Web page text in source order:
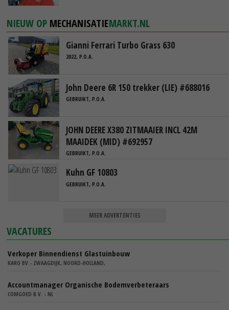
NIEUW OP MECHANISATIEMARKT.NL
Gianni Ferrari Turbo Grass 630
2022, P.O.A.
John Deere 6R 150 trekker (LIE) #688016
GEBRUIKT, P.O.A.
JOHN DEERE X380 ZITMAAIER INCL 42M
MAAIDEK (MID) #692957
GEBRUIKT, P.O.A.
Kuhn GF 10803
GEBRUIKT, P.O.A.
MEER ADVERTENTIES
VACATURES
Verkoper Binnendienst Glastuinbouw
KARO BV - ZWAAGDIJK, NOORD-HOLLAND,
Accountmanager Organische Bodemverbeteraars
COMGOED B.V. - NL